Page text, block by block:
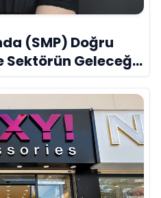
(SMP) Doğru
Sektörün Geleceği:
Röportaj